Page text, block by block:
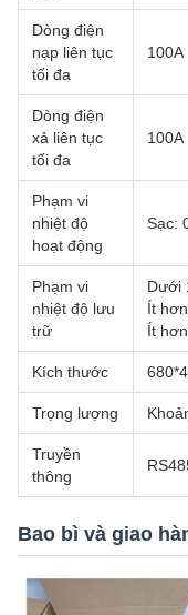
Dòng điện
nạp liên tục
tối đa
100A
Dòng điện
xả liên tục
tối đa
100A
Phạm vi
nhiệt độ
hoạt động
Sạc:
Phạm vi
nhiệt độ lưu
trữ
Dưới
Ít
Ít
Kích thước
Trọng lượng
Truyền
thông
Bao bì và giao